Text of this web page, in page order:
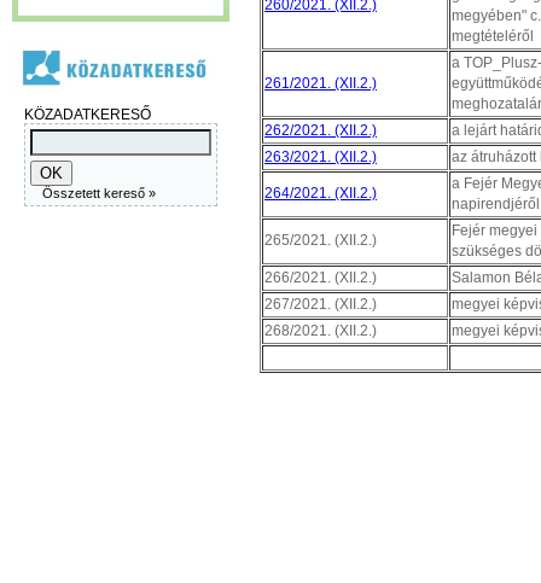
KÖZADATKERESŐ
Összetett kereső »
260/2021. (XII.2.)
megyében"
megtételéről
261/2021. (XII.2.)
a
262/2021. (XII.2.)
a lejárt
263/2021. (XII.2.)
az
264/2021. (XII.2.)
a Fejér
napirendjéről
265/2021. (XII.2.)
Fejér
szükséges
266/2021. (XII.2.)
Salamon
267/2021. (XII.2.)
megyei
268/2021. (XII.2.)
megyei